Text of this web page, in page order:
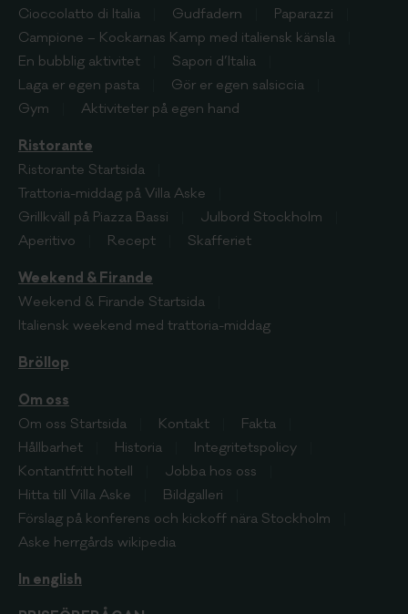
Cioccolatto di Italia
Gudfadern
Paparazzi
Campione – Kockarnas Kamp med italiensk känsla
En bubblig aktivitet
Sapori d’Italia
Laga er egen pasta
Gör er egen salsiccia
Gym
Aktiviteter på egen hand
Ristorante
Ristorante Startsida
Trattoria-middag på Villa Aske
Grillkväll på Piazza Bassi
Julbord Stockholm
Aperitivo
Recept Skafferiet
Weekend & Firande
Weekend & Firande Startsida
Italiensk weekend med trattoria-middag
Bröllop
Om oss
Om oss Startsida Kontakt
Fakta
Hållbarhet
Historia
Integritetspolicy
Kontantfritt hotell
Jobba hos oss
Hitta till Villa Aske
Bildgalleri
Förslag på konferens och kickoff nära Stockholm
Aske herrgårds wikipedia
In english